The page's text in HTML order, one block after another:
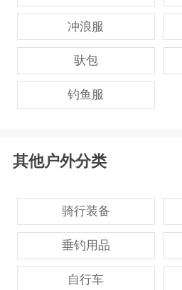
冲浪服
驮包
钓鱼服
其他户外分类
骑行装备
垂钓用品
自行车